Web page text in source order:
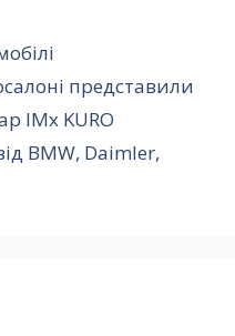
представили
IMx KURO
BMW, Daimler,